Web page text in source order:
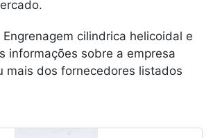
cilindrica helicoidal e
informações sobre a empresa
mais dos fornecedores listados